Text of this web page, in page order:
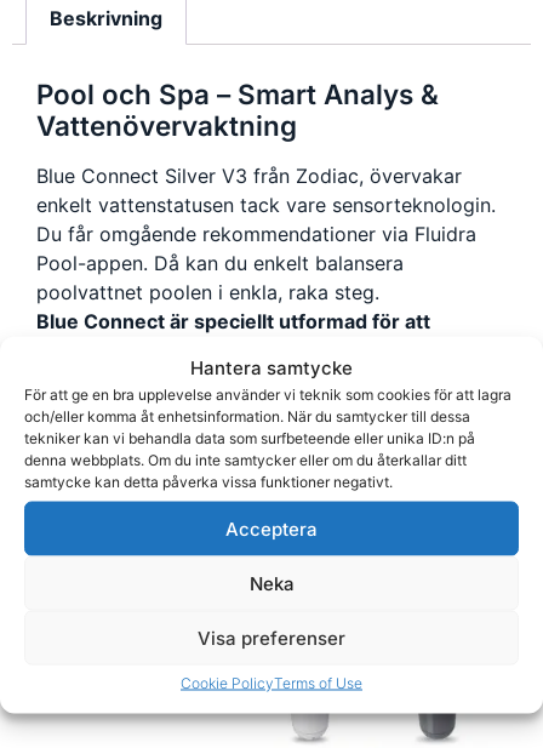
Hantera samtycke
För att ge en bra upplevelse använder vi teknik som cookies för att lagra
och/eller komma åt enhetsinformation. När du samtycker till dessa
tekniker kan vi behandla data som surfbeteende eller unika ID:n på
denna webbplats. Om du inte samtycker eller om du återkallar ditt
samtycke kan detta påverka vissa funktioner negativt.
Acceptera
Neka
Visa preferenser
Cookie PolicyTerms of Use
Beskrivning
Pool och Spa – Smart Analys &
Vattenövervaktning
Blue Connect Silver V3 från Zodiac, övervakar
enkelt vattenstatusen tack vare sensorteknologin.
Du får omgående rekommendationer via Fluidra
Pool-appen. Då kan du enkelt balansera
poolvattnet poolen i enkla, raka steg.
Blue Connect är speciellt utformad för att
som vattenkvaliteten övervakas kontinuerligt.
ENKEL KONTROLL AV POOLVATTNET
Kontrollera poolens vattenstatus enkelt med
Flip&Flowrörelsen på dina Blue Connect-
Den smarta sensorn visar grönt om
vattnet är i gott skick och orange om det behövs